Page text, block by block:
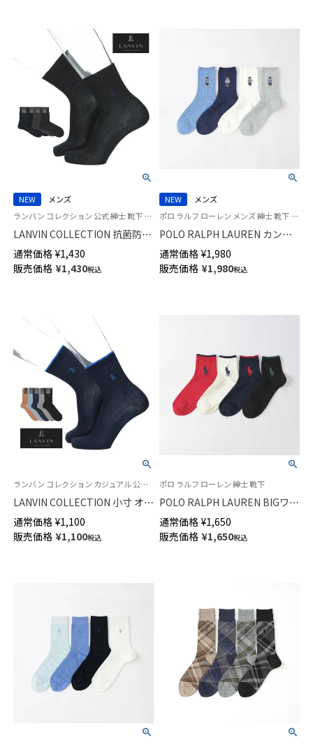
NEW
メンズ
ランバン コレクション 公式 紳士 靴下 男性
LANVIN COLLECTION 抗菌防臭
消臭加工 ビジネス ソックス リ
ンクスストライプ ミドル丈 メ
ンズ 02402038
通常価格 ¥1,430
販売価格 ¥1,430税込
NEW
メンズ
ポロ ラルフ ローレン メンズ 紳士 靴下 カジュアル 26SS
POLO RALPH LAUREN カント
リーベア刺繍 ポロベア 20cm丈
ソックス【25-27cm】【27-
29cm】 02012511
通常価格 ¥1,980
販売価格 ¥1,980税込
ランバン コレクション カジュアル 公式オンラインショップ 紳士 靴下
LANVIN COLLECTION 小寸 オー
ガニックコットン混 リブソック
ス サイドチェッカー ミドル丈
メンズ 02412134
通常価格 ¥1,100
販売価格 ¥1,100税込
ポロ ラルフ ローレン 紳士 靴下
POLO RALPH LAUREN BIGワン
ポイントロゴ ショート丈 ソッ
クス メンズ【25-27cm】【27-
29cm】02022202
通常価格 ¥1,650
販売価格 ¥1,650税込